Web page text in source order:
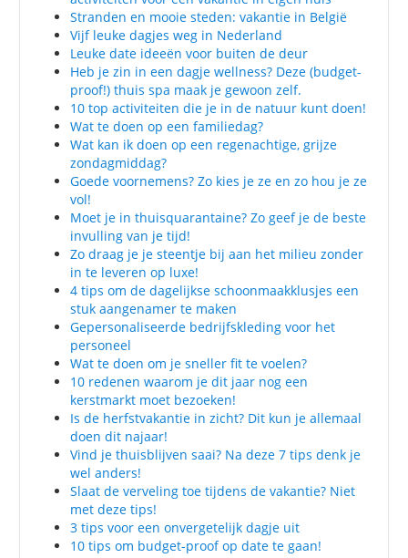
Stranden en mooie steden: vakantie in België
Vijf leuke dagjes weg in Nederland
Leuke date ideeën voor buiten de deur
Heb je zin in een dagje wellness? Deze (budget-
proof!) thuis spa maak je gewoon zelf.
10 top activiteiten die je in de natuur kunt doen!
Wat te doen op een familiedag?
Wat kan ik doen op een regenachtige, grijze
zondagmiddag?
Goede voornemens? Zo kies je ze en zo hou je ze
vol!
Moet je in thuisquarantaine? Zo geef je de beste
invulling van je tijd!
Zo draag je je steentje bij aan het milieu zonder
in te leveren op luxe!
4 tips om de dagelijkse schoonmaakklusjes een
stuk aangenamer te maken
Gepersonaliseerde bedrijfskleding voor het
personeel
Wat te doen om je sneller fit te voelen?
10 redenen waarom je dit jaar nog een
kerstmarkt moet bezoeken!
Is de herfstvakantie in zicht? Dit kun je allemaal
doen dit najaar!
Vind je thuisblijven saai? Na deze 7 tips denk je
wel anders!
Slaat de verveling toe tijdens de vakantie? Niet
met deze tips!
3 tips voor een onvergetelijk dagje uit
10 tips om budget-proof op date te gaan!